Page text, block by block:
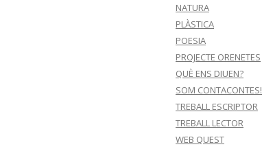
NATURA
PLÀSTICA
POESIA
PROJECTE ORENETES
QUÈ ENS DIUEN?
SOM CONTACONTES!
TREBALL ESCRIPTOR
TREBALL LECTOR
WEB QUEST